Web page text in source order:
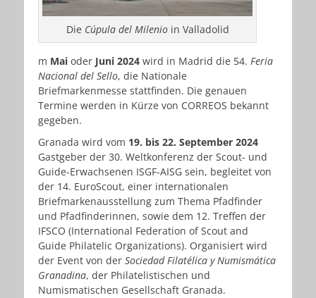
Die Cúpula del Milenioin Valladolid
m Mai oder Juni 2024 wird in Madrid die 54. Feria
Nacional del Sello, die Nationale
Briefmarkenmesse stattfinden. Die genauen
Termine werden in Kürze von CORREOS bekannt
gegeben.
Granada wird vom 19. bis 22. September 2024
Gastgeber der 30. Weltkonferenz der Scout- und
Guide-Erwachsenen ISGF-AISG sein, begleitet von
der 14. EuroScout, einer internationalen
Briefmarkenausstellung zum Thema Pfadfinder
und Pfadfinderinnen, sowie dem 12. Treffen der
IFSCO (International Federation of Scout and
Guide Philatelic Organizations). Organisiert wird
der Event von der Sociedad Filatélica y Numismática
Granadina, der Philatelistischen und
Numismatischen Gesellschaft Granada.